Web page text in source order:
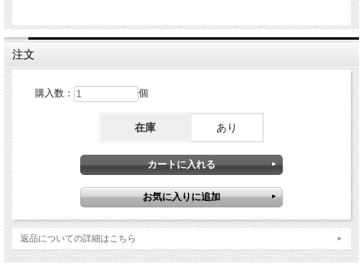
注文
購入数： 個
在庫 あり
返品についての詳細はこちら